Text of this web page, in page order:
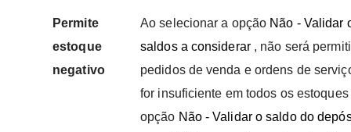
Permite
estoque
negativo
Ao selecionar a opção Não - Validar
saldos a considerar, não será
pedidos de venda e ordens de
for insuficiente em todos os
opção Não - Validar o saldo do